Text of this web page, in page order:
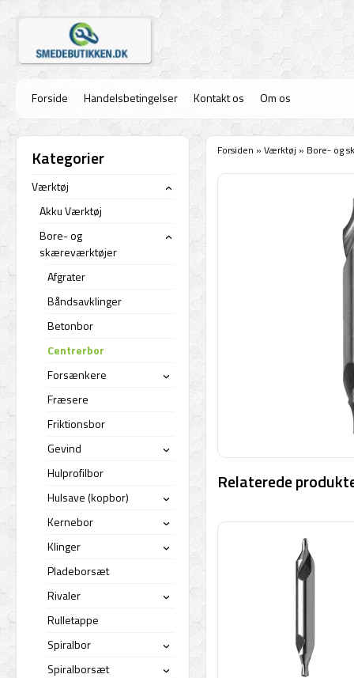
Forside Handelsbetingelser Kontakt os Om os
Forsiden » Værktøj » Bore- og
Relaterede
Kategorier
Værktøj ›
Akku Værktøj
Bore- og
skæreværktøjer
›
Afgrater
Båndsavklinger
Betonbor
Centrerbor
Forsænkere
›
Fræsere
Friktionsbor
Gevind
›
Hulprofilbor
Hulsave (kopbor)
›
Kernebor ›
Klinger ›
Pladeborsæt
Rivaler
›
Rulletappe
Spiralbor
›
Spiralborsæt ›